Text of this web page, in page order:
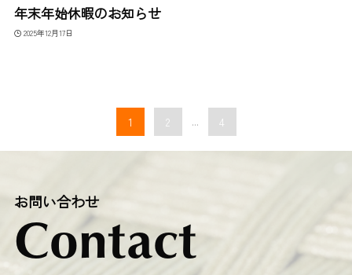
年末年始休暇のお知らせ
2025年12月17日
1 2 ... 4
お問い合わせ
Contact